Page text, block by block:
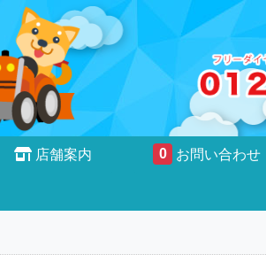
店舗案内 0 お問い合わせ